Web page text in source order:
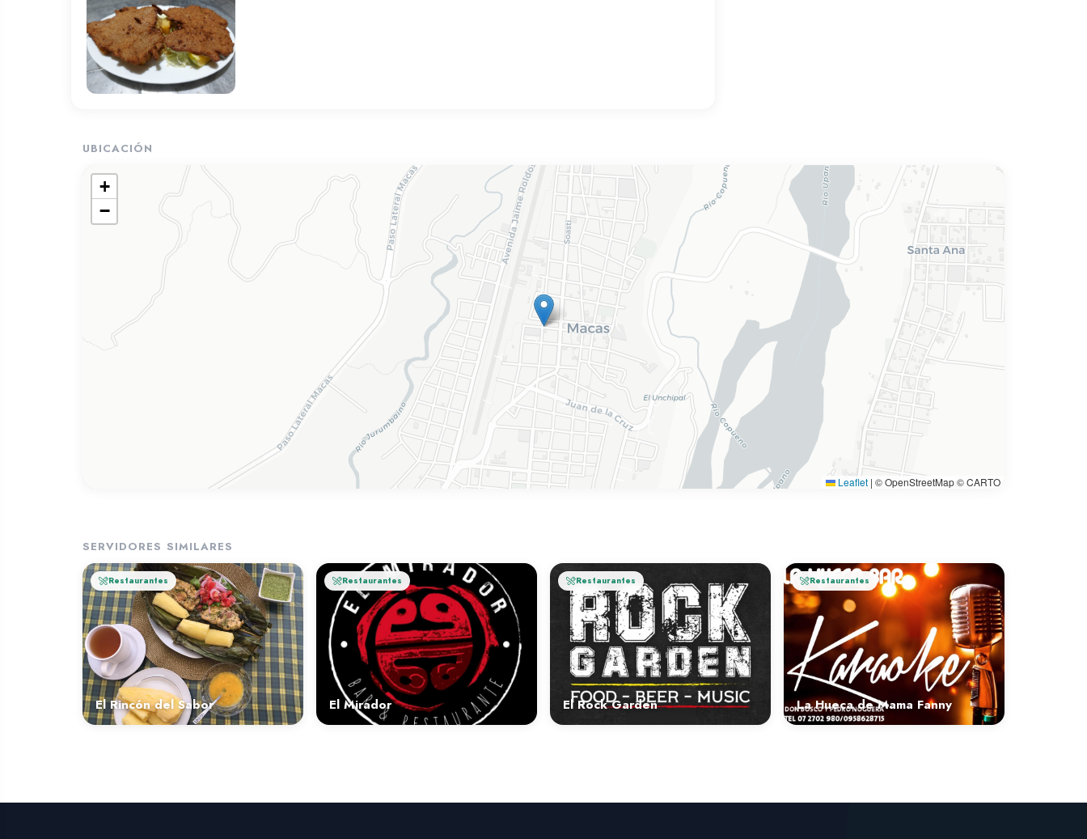
UBICACIÓN
+
−
Leaflet | © OpenStreetMap © CARTO
SERVIDORES SIMILARES
Restaurantes
El Rincón del Sabor
Restaurantes
El Mirador
Restaurantes
El Rock Garden
Restaurantes
La Hueca de Mama Fanny